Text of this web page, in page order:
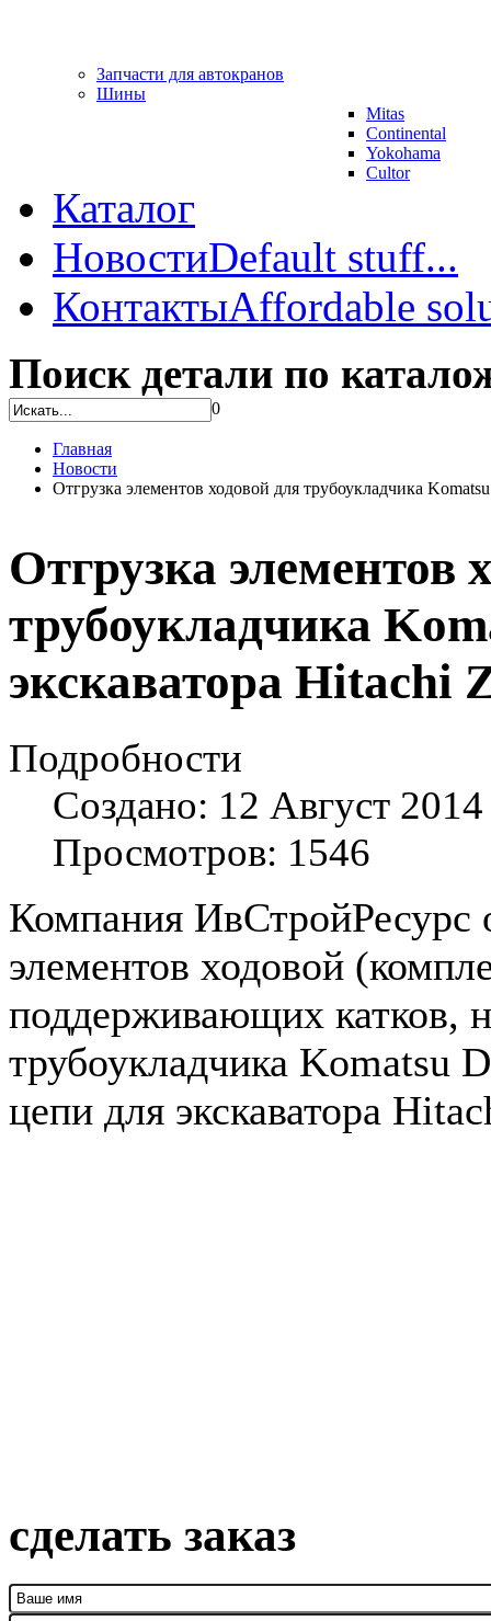
Запчасти для автокранов
Шины
Mitas
Continental
Yokohama
Cultor
Каталог
НовостиDefault stuff...
КонтактыAffordable
Поиск детали по
0
Главная
Новости
Отгрузка элементов ходовой для трубоукладчика
Отгрузка элементов
трубоукладчика
экскаватора Hitachi
Подробности
Создано: 12 Август 2014
Просмотров: 1546
Компания ИвСтройРесурс
элементов ходовой
поддерживающих катков,
трубоукладчика Komatsu
цепи для экскаватора
сделать заказ